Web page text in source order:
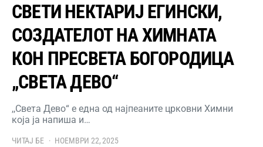
СВЕТИ НЕКТАРИЈ ЕГИНСКИ,
СОЗДАТЕЛОТ НА ХИМНАТА
КОН ПРЕСВЕТА БОГОРОДИЦА
„СВЕТА ДЕВО“
,,Света Дево“ е една од најпеаните црковни Химни
која ја напиша и…
ЧИТАЈ БЕ НОЕМВРИ 22, 2025